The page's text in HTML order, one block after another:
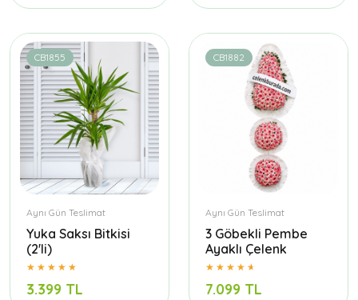
CB1855
Aynı Gün Teslimat
Yuka Saksı Bitkisi
(2'li)
3.399 TL
CB1882
Aynı Gün Teslimat
3 Göbekli Pembe
Ayaklı Çelenk
7.099 TL